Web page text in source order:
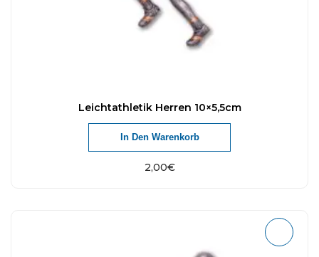
Leichtathletik Herren 10×5,5cm
2,00€
In Den Warenkorb